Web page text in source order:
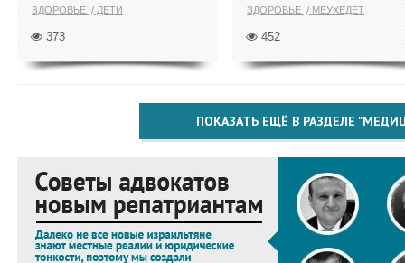
ЗДОРОВЬЕ ДЕТИ
373
ЗДОРОВЬЕ МЕУХЕДЕТ
452
ПОКАЗАТЬ ЕЩЁ В РАЗДЕЛЕ